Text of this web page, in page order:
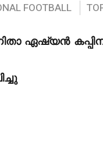
FOOTBALL
ഏഷ്യൻ